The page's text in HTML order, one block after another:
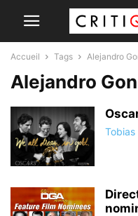
Accueil Tags Alejandro
Alejandro
Tobias